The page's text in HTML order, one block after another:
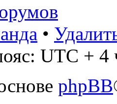
•
UTC + 4
phpBB